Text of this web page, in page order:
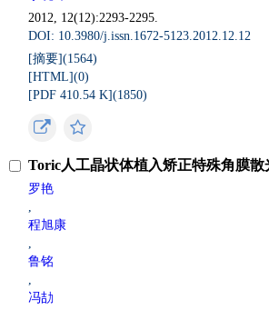
2012, 12(12):2293-2295.
DOI: 10.3980/j.issn.1672-5123.2012.12.12
[摘要](1564)
[HTML](0)
[PDF 410.54 K](1850)
Toric人工晶状体植入矫正特殊角膜散
罗艳
,
程旭康
,
鲁铭
,
冯劼